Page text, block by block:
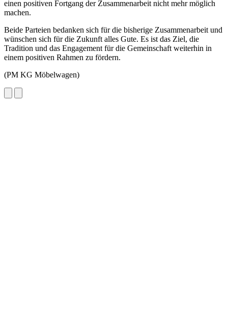
einen positiven Fortgang der Zusammenarbeit nicht mehr möglich
machen.
Beide Parteien bedanken sich für die bisherige Zusammenarbeit und
wünschen sich für die Zukunft alles Gute. Es ist das Ziel, die
Tradition und das Engagement für die Gemeinschaft weiterhin in
einem positiven Rahmen zu fördern.
(PM KG Möbelwagen)